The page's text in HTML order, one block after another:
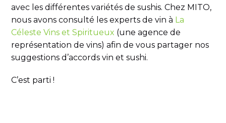
avec les différentes variétés de sushis. Chez MITO,
nous avons consulté les experts de vin à La
Céleste Vins et Spiritueux (une agence de
représentation de vins) afin de vous partager nos
suggestions d’accords vin et sushi.
C’est parti !